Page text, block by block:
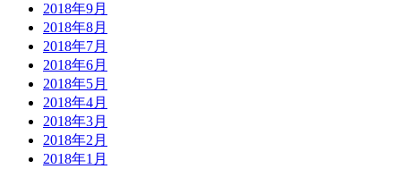
2018年9月
2018年8月
2018年7月
2018年6月
2018年5月
2018年4月
2018年3月
2018年2月
2018年1月